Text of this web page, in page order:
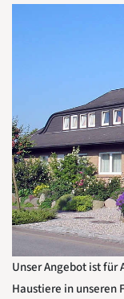
Unser Angebot ist
Haustiere in unseren